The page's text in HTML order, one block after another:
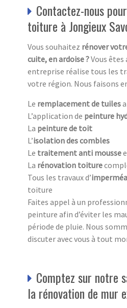
Contactez-nous
toiture à Jongieux
Vous souhaitez rénover
cuite, en ardoise ?Vous
entreprise réalise tous les
votre région. Nous faisons
Le remplacement de tuiles
L’application de peinture
La peinture de toit
L’isolation des combles
Le traitement anti mousse
La rénovation toiture
Tous les travaux d’
toiture
Faites appel à un
peinture afin d’éviter les
période de pluie. Nous
discuter avec vous à tout
Comptez sur notre
la rénovation de mur